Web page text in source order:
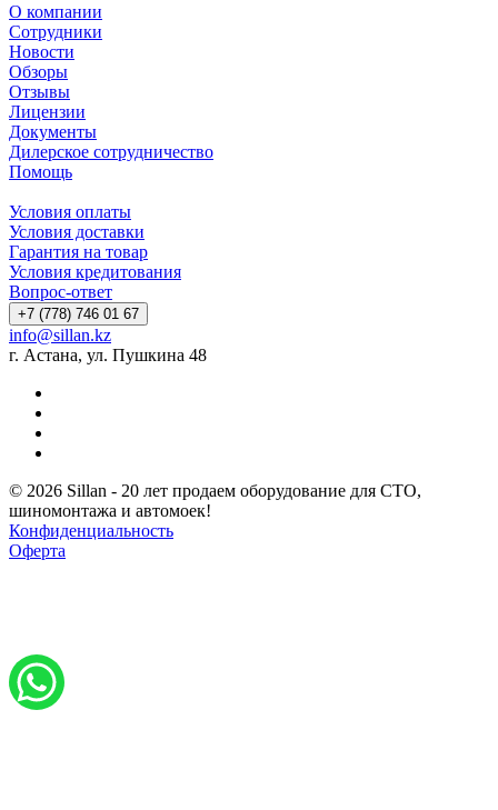
О компании
Сотрудники
Новости
Обзоры
Отзывы
Лицензии
Документы
Дилерское сотрудничество
Помощь
Условия оплаты
Условия доставки
Гарантия на товар
Условия кредитования
Вопрос-ответ
+7 (778) 746 01 67
info@sillan.kz
г. Астана, ул. Пушкина 48
© 2026 Sillan - 20 лет продаем оборудование для СТО,
шиномонтажа и автомоек!
Конфиденциальность
Оферта